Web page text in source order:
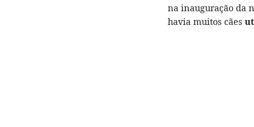
na inauguração da
havia muitos cães